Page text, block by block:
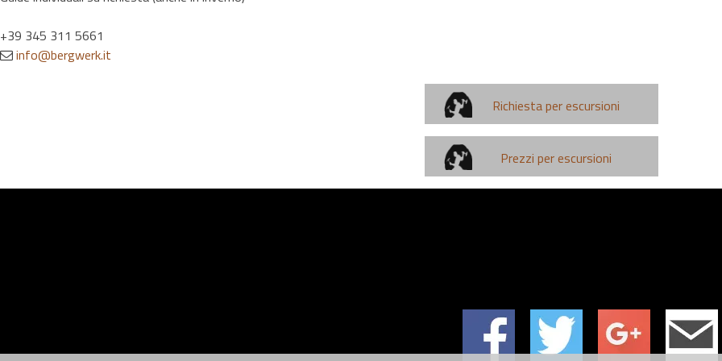
+39 345 311 5661
info@bergwerk.it
Richiesta per escursioni
Prezzi per escursioni